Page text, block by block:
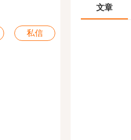
私信
文章